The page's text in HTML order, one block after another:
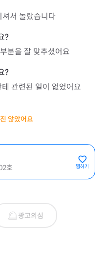
서 놀랐습니다
분을 잘 맞추셨어요
관련된 일이 없었어요
않았어요
호 찜하기
광고의심